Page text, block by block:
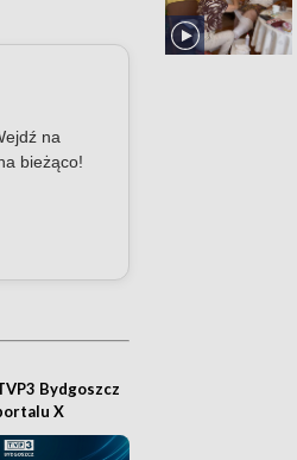
na
bieżąco!
Bydgoszcz
X